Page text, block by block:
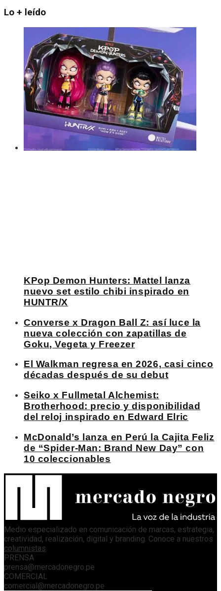
Lo + leído
KPop Demon Hunters: Mattel lanza
nuevo set estilo chibi inspirado en
HUNTR/X
Converse x Dragon Ball Z: así luce la
nueva colección con zapatillas de
Goku, Vegeta y Freezer
El Walkman regresa en 2026, casi cinco
décadas después de su debut
Seiko x Fullmetal Alchemist:
Brotherhood: precio y disponibilidad
del reloj inspirado en Edward Elric
McDonald’s lanza en Perú la Cajita Feliz
de “Spider-Man: Brand New Day” con
10 coleccionables
Medio especializado en comunicación de marcas, estrategia,
creatividad, realización, digital y branding. Conoce a nuestros
columnistas
PRENSA
prensa@mercadonegro.pe
COMERCIAL
comercial@mercadonegro.pe